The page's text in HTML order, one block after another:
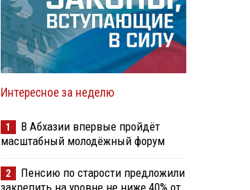
Интересное за неделю
1
В Абхазии впервые пройдёт
масштабный молодёжный форум
2
Пенсию по старости предложили